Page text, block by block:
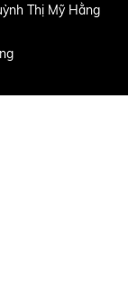
Thị Mỹ Hằng